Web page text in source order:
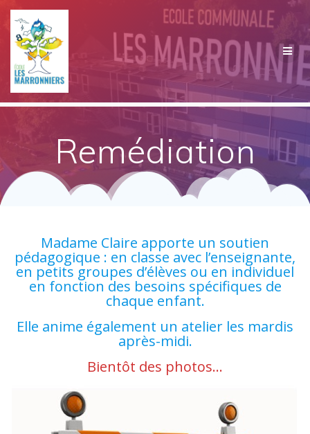
Passer
au
contenu
Remédiation
Madame Claire apporte un soutien
pédagogique : en classe avec l’enseignante,
en petits groupes d’élèves ou en individuel
en fonction des besoins spécifiques de
chaque enfant.
Elle anime également un atelier les mardis
après-midi.
Bientôt des photos…